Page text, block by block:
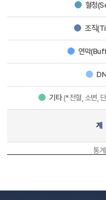
혈청
조직
연막
기타 (*전혈, 소변,
계
통